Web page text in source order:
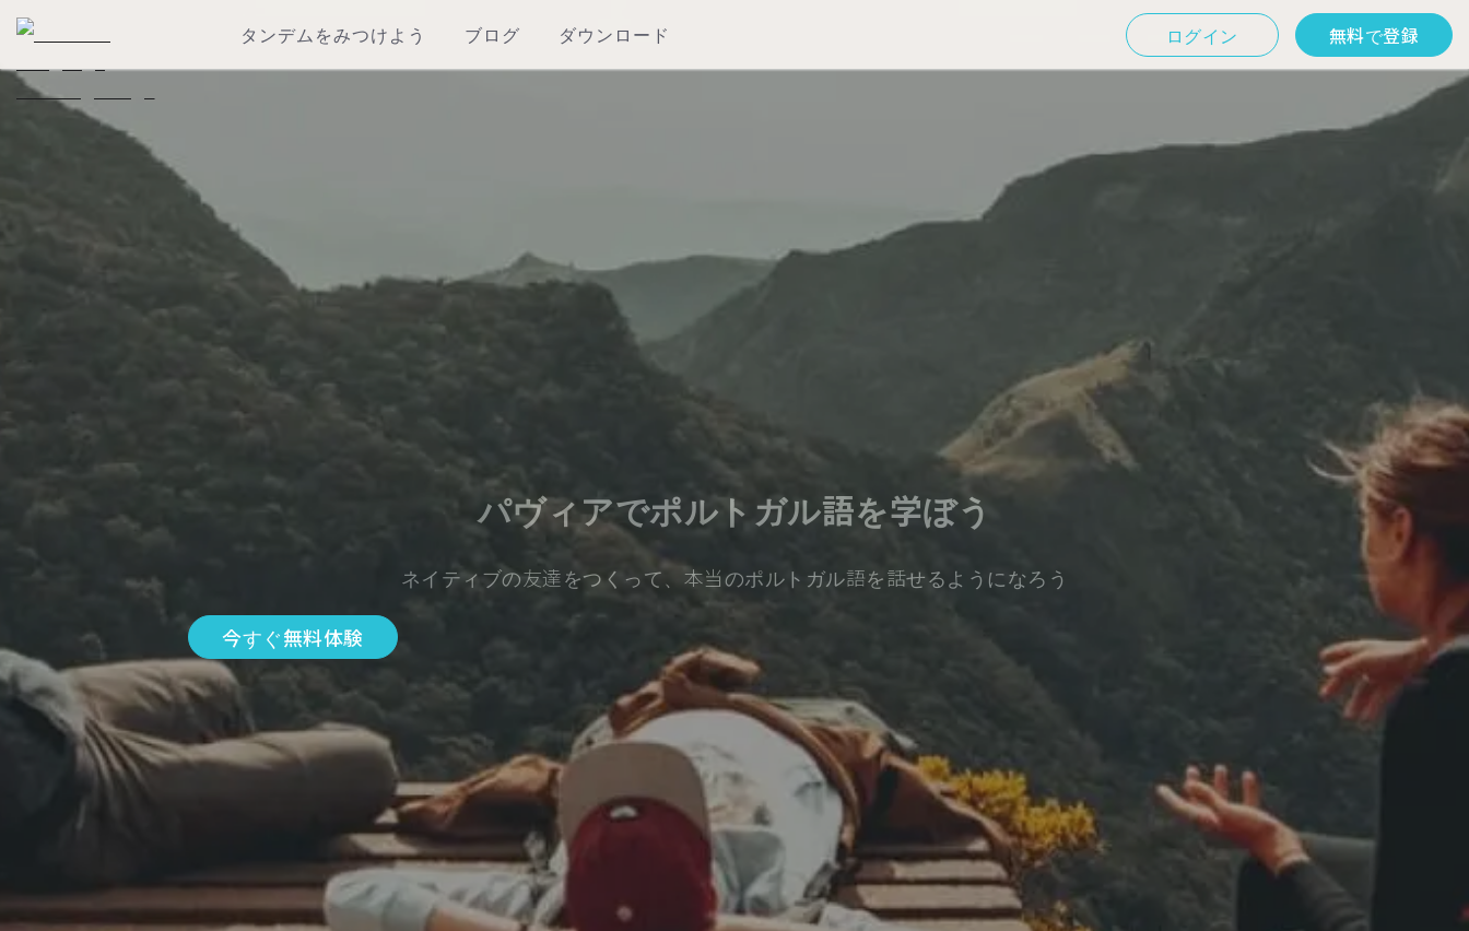
タンデムをみつけよう ブログ ダウンロード ログイン 無料で登録
パヴィアでポルトガル語を学ぼう
ネイティブの友達をつくって、本当のポルトガル語を話せるようになろう
今すぐ無料体験